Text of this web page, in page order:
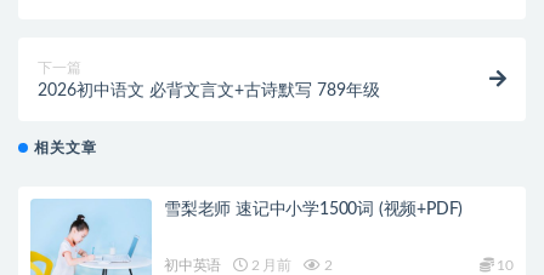
下一篇
2026初中语文 必背文言文+古诗默写 789年级
相关文章
雪梨老师 速记中小学1500词 (视频+PDF)
初中英语 2 月前 2 10